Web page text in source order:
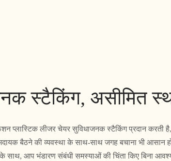
स्टैकिंग, असीमित
प्लास्टिक लीजर चेयर सुविधाजनक स्टैकिंग प्रदान
बैठने की व्यवस्था के साथ-साथ जगह बचाना भी आसान
साथ, आप भंडारण संबंधी समस्याओं की चिंता किए बिना